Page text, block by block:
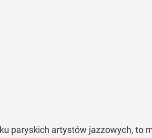
paryskich artystów jazzowych, to